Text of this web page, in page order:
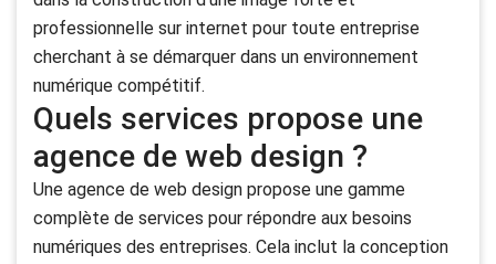
professionnelle sur internet pour toute entreprise
cherchant à se démarquer dans un environnement
numérique compétitif.
Quels services propose une
agence de web design ?
Une agence de web design propose une gamme
complète de services pour répondre aux besoins
numériques des entreprises. Cela inclut la conception